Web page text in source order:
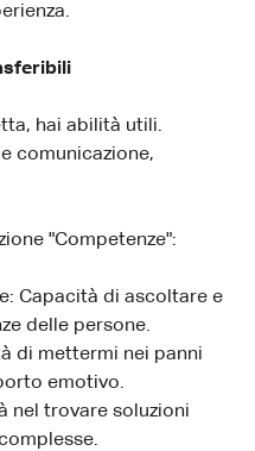
hai abilità utili.
comunicazione,
"Competenze":
Capacità di ascoltare e
delle persone.
di mettermi nei panni
emotivo.
nel trovare soluzioni